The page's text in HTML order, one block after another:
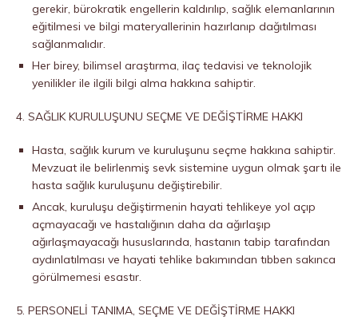
gerekir, bürokratik engellerin kaldırılıp, sağlık elemanlarının
eğitilmesi ve bilgi materyallerinin hazırlanıp dağıtılması
sağlanmalıdır.
Her birey, bilimsel araştırma, ilaç tedavisi ve teknolojik
yenilikler ile ilgili bilgi alma hakkına sahiptir.
4. SAĞLIK KURULUŞUNU SEÇME VE DEĞİŞTİRME HAKKI
Hasta, sağlık kurum ve kuruluşunu seçme hakkına sahiptir.
Mevzuat ile belirlenmiş sevk sistemine uygun olmak şartı ile
hasta sağlık kuruluşunu değiştirebilir.
Ancak, kuruluşu değiştirmenin hayati tehlikeye yol açıp
açmayacağı ve hastalığının daha da ağırlaşıp
ağırlaşmayacağı hususlarında, hastanın tabip tarafından
aydınlatılması ve hayati tehlike bakımından tıbben sakınca
görülmemesi esastır.
5. PERSONELİ TANIMA, SEÇME VE DEĞİŞTİRME HAKKI